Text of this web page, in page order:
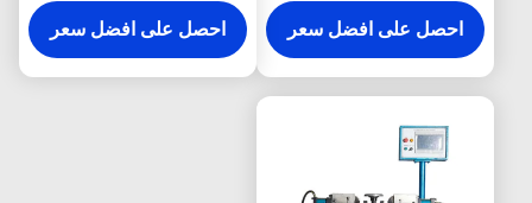
احصل على افضل سعر
احصل على افضل سعر